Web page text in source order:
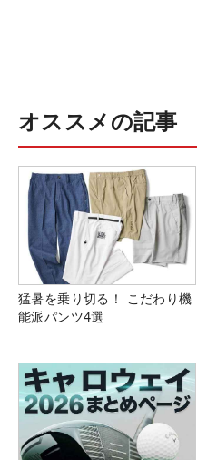
オススメの記事
猛暑を乗り切る！ こだわり機
能派パンツ4選